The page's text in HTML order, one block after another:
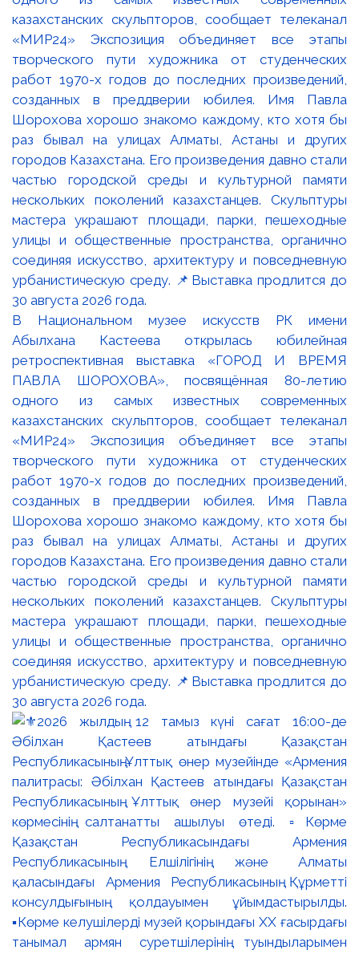
В Национальном музее искусств РК имени
Абылхана Кастеева открылась юбилейная
ретроспективная выставка «ГОРОД И ВРЕМЯ
ПАВЛА ШОРОХОВА», посвящённая 80-летию
одного из самых известных современных
казахстанских скульпторов, сообщает телеканал
«МИР24» Экспозиция объединяет все этапы
творческого пути художника от студенческих
работ 1970-х годов до последних произведений,
созданных в преддверии юбилея. Имя Павла
Шорохова хорошо знакомо каждому, кто хотя бы
раз бывал на улицах Алматы, Астаны и других
городов Казахстана. Его произведения давно стали
частью городской среды и культурной памяти
нескольких поколений казахстанцев. Скульптуры
мастера украшают площади, парки, пешеходные
улицы и общественные пространства, органично
соединяя искусство, архитектуру и повседневную
урбанистическую среду. 📌Выставка продлится до
30 августа 2026 года.